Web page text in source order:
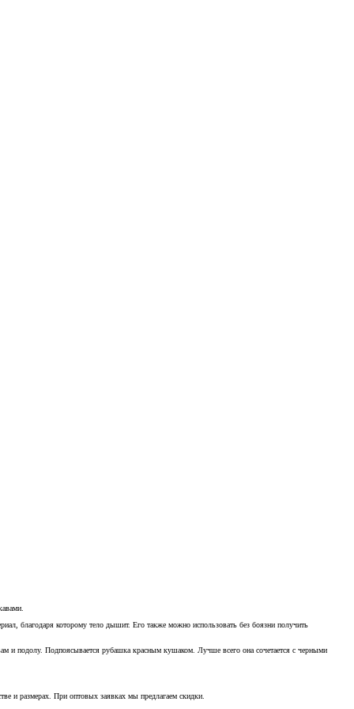
благодаря которому тело дышит. Его также можно использовать без боязни получить
и подолу. Подпоясывается рубашка красным кушаком. Лучше всего она сочетается с черными
и размерах. При оптовых заявках мы предлагаем скидки.